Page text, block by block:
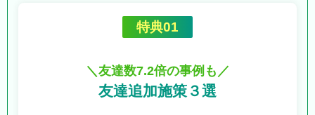
特典01
＼友達数7.2倍の事例も／
友達追加施策３選